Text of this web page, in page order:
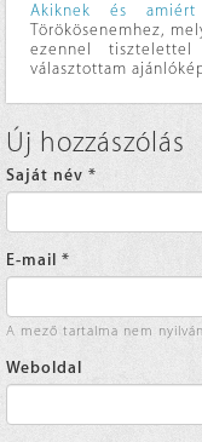
Akiknek és
Törökösenemhez,
ezennel
választottam
Új hozzászólás
Saját név *
E-mail *
A mező tartalma nem
Weboldal